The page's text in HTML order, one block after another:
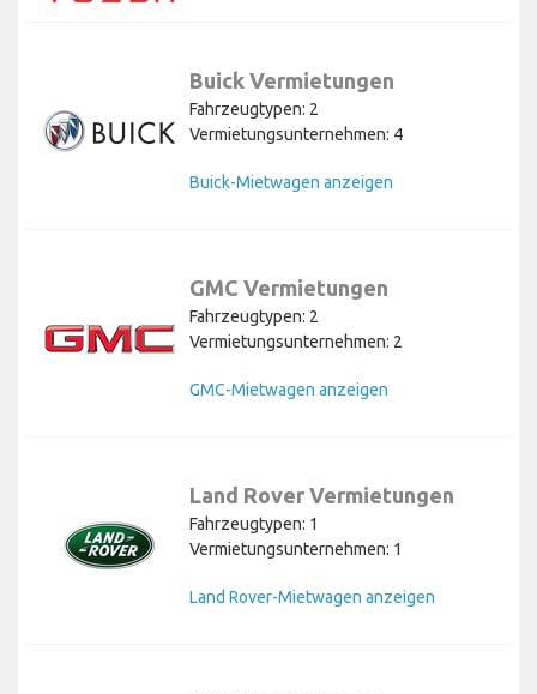
Buick Vermietungen
Fahrzeugtypen: 2
Vermietungsunternehmen: 4
Buick-Mietwagen anzeigen
GMC Vermietungen
Fahrzeugtypen: 2
Vermietungsunternehmen: 2
GMC-Mietwagen anzeigen
Land Rover Vermietungen
Fahrzeugtypen: 1
Vermietungsunternehmen: 1
Land Rover-Mietwagen anzeigen